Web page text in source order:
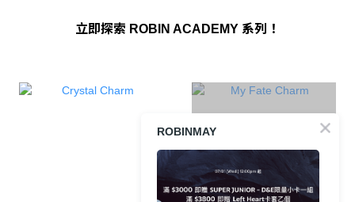
立即探索 ROBIN ACADEMY 系列！
SOLD OUT
ROBINMAY